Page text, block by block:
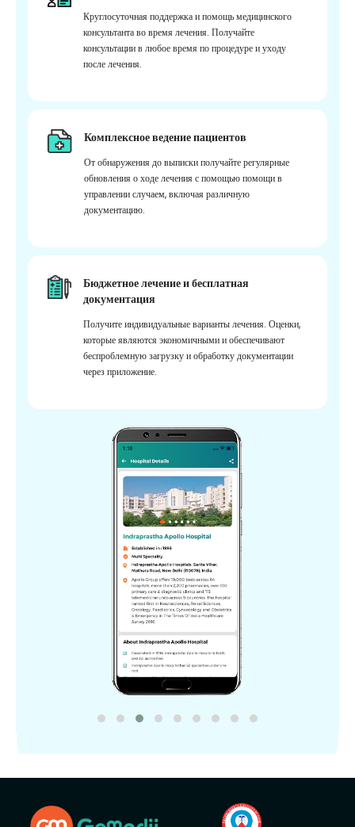
Круглосуточная поддержка и помощь медицинского
консультанта во время лечения. Получайте
консультации в любое время по процедуре и уходу
после лечения.
Комплексное ведение пациентов
От обнаружения до выписки получайте регулярные
обновления о ходе лечения с помощью помощи в
управлении случаем, включая различную
документацию.
Бюджетное лечение и бесплатная
документация
Получите индивидуальные варианты лечения. Оценки,
которые являются экономичными и обеспечивают
беспроблемную загрузку и обработку документации
через приложение.